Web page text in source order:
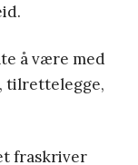
å være med
tilrettelegge,
fraskriver